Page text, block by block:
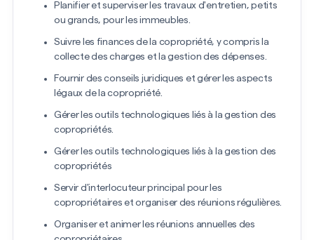
Planifier et superviser les travaux d'entretien, petits
ou grands, pour les immeubles.
Suivre les finances de la copropriété, y compris la
collecte des charges et la gestion des dépenses.
Fournir des conseils juridiques et gérer les aspects
légaux de la copropriété.
Gérer les outils technologiques liés à la gestion des
copropriétés.
Gérer les outils technologiques liés à la gestion des
copropriétés
Servir d'interlocuteur principal pour les
copropriétaires et organiser des réunions régulières.
Organiser et animer les réunions annuelles des